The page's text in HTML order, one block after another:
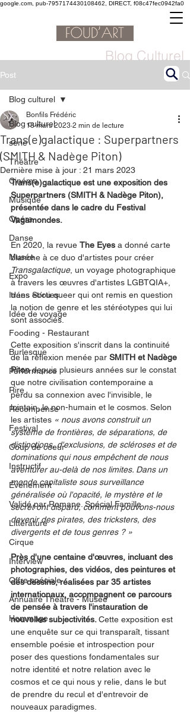
google.com, pub-7957174430108462, DIRECT, f08c47fec0942fa0
Blog Culturel
Post
Blog culturel
serie
Théâtre
Cinéma
Musique
Opéra
Danse
Musée
Expo
Idées Sorties
Idée de voyage
Fooding - Restaurant
Burlesque
Performance
Rire
Récompense
Festival
Coup de coeur
Instructif
Événement
Validé par Romane. Spécial Famille
Littérature
Cirque
Interview
Offre spéciale
Annuaire Théâtre - Musée
Hommage
Blog culturel
Trans(e)galactique : Superpartners
(SMITH & Nadège Piton)
Bonfils Frédéric
18 mars 2023 2 min de lecture
Dernière mise à jour : 21 mars 2023
Trans(e)galactique est une exposition des
Superpartners (SMITH & Nadège Piton),
présentée dans le cadre du Festival
Vagamondes.
En 2020, la revue The Eyes a donné carte
blanche à ce duo d'artistes pour créer
Transgalactique, un voyage photographique
à travers les œuvres d'artistes LGBTQIA+,
trans et/ou queer qui ont remis en question
la notion de genre et les stéréotypes qui lui
sont associés.
Cette exposition s'inscrit dans la continuité
de la réflexion menée par SMITH et Nadège
Piton depuis plusieurs années sur le constat
que notre civilisation contemporaine a
perdu sa connexion avec l'invisible, le
lointain, le non-humain et le cosmos. Selon
les artistes « nous avons construit un
système de frontières, de séparations, de
distinctions, d'exclusions, de scléroses et de
dominations qui nous empêchent de nous
aventurer au-delà de nos limites. Dans un
monde capitaliste sous surveillance
généralisée où l'opacité, le mystère et le
secret ont disparu, comment pouvons-nous
devenir des pirates, des tricksters, des
divergents et de tous genres ? »
Près d'une centaine d'œuvres, incluant des
photographies, des vidéos, des peintures et
des dessins, réalisées par 35 artistes
internationaux, accompagnent ce parcours
de pensée à travers l'instauration de
nouvelles subjectivités. Cette exposition est
une enquête sur ce qui transparaît, tissant
ensemble poésie et introspection pour
poser des questions fondamentales sur
notre identité et notre relation avec le
cosmos et ce qui nous y relie, dans le but
de prendre du recul et d'entrevoir de
nouveaux paradigmes.